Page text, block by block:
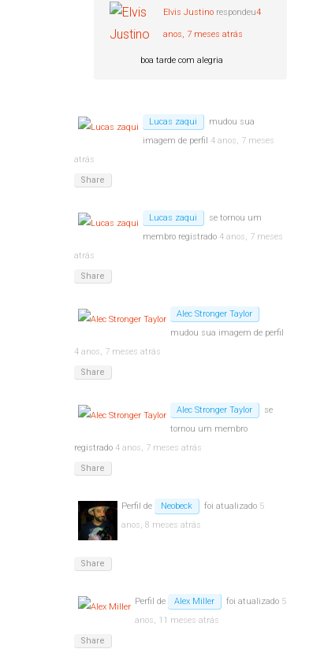
Elvis Justino respondeu4
anos, 7 meses atrás
boa tarde com alegria
Lucas zaqui
mudou sua
imagem de perfil 4 anos, 7 meses
atrás
Share
Lucas zaqui
se tornou um
membro registrado 4 anos, 7 meses
atrás
Share
Alec Stronger Taylor
mudou sua imagem de perfil
4 anos, 7 meses atrás
Share
Alec Stronger Taylor
se
tornou um membro
registrado 4 anos, 7 meses atrás
Share
Perfil de Neobeck foi atualizado 5
anos, 8 meses atrás
Share
Perfil de Alex Miller foi atualizado 5
anos, 11 meses atrás
Share